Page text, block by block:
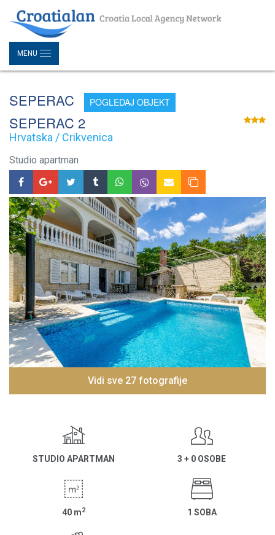
MENU
SEPERAC POGLEDAJ OBJEKT
SEPERAC 2
Hrvatska / Crikvenica
Studio apartman
Vidi sve 27 fotografije
STUDIO APARTMAN 3 + 0 OSOBE
40 m2 1 SOBA